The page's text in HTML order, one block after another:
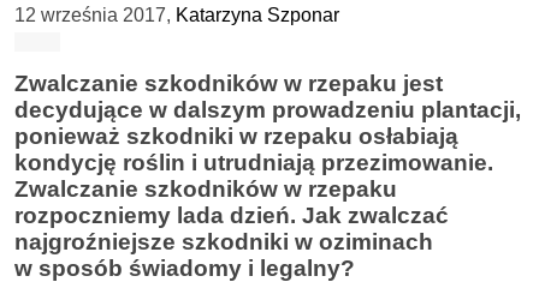
12 września 2017, Katarzyna Szponar
Zwalczanie szkodników w rzepaku jest
decydujące w dalszym prowadzeniu plantacji,
ponieważ szkodniki w rzepaku osłabiają
kondycję roślin i utrudniają przezimowanie.
Zwalczanie szkodników w rzepaku
rozpoczniemy lada dzień. Jak zwalczać
najgroźniejsze szkodniki w oziminach
w sposób świadomy i legalny?